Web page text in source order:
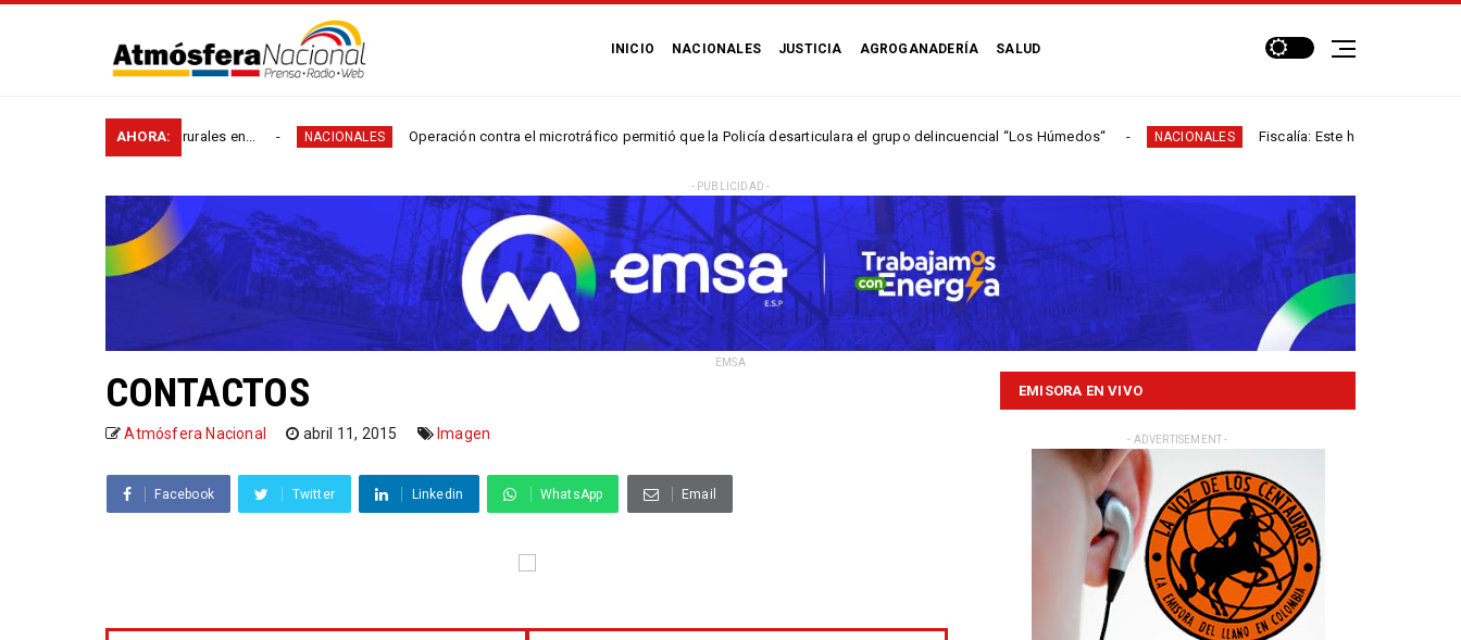
INICIO NACIONALES JUSTICIA AGROGANADERÍA SALUD
AHORA:
kilómetros de vías rurales en... NACIONALES Operación contra el microtráfico permitió que la Policía desarticulara el grupo delincuencial “Los Húmedos“ NACIONALES Fiscalía: Este hombre participó en
- PUBLICIDAD -
EMSA
CONTACTOS
Atmósfera Nacional abril 11, 2015 Imagen
Facebook Twitter Linkedin WhatsApp Email
EMISORA EN VIVO
- ADVERTISEMENT -